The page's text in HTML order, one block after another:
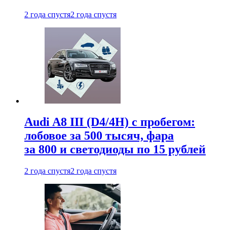
2 года спустя2 года спустя
Audi A8 III (D4/4H) c пробегом:
лобовое за 500 тысяч, фара
за 800 и светодиоды по 15 рублей
2 года спустя2 года спустя